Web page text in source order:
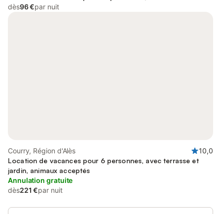
dès96 €par nuit
Courry, Région d'Alès
10,0
Location de vacances pour 6 personnes, avec terrasse et
jardin, animaux acceptés
Annulation gratuite
dès221 €par nuit